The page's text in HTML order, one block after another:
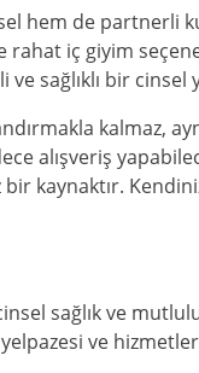
hem de partnerli
rahat iç giyim
ve sağlıklı bir
kalmaz,
alışveriş
kaynaktır.
sağlık ve
ve